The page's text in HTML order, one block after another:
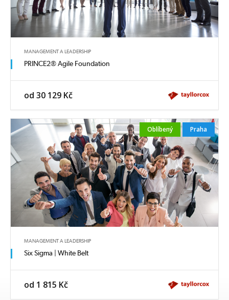
MANAGEMENT A LEADERSHIP
PRINCE2® Agile Foundation
od 30 129 Kč
Oblíbený Praha
MANAGEMENT A LEADERSHIP
Six Sigma | White Belt
od 1 815 Kč